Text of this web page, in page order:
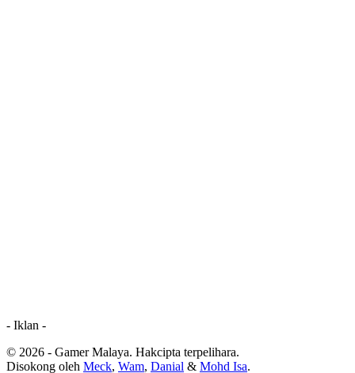
- Iklan -
© 2026 - Gamer Malaya. Hakcipta terpelihara.
Disokong oleh Meck, Wam, Danial & Mohd Isa.